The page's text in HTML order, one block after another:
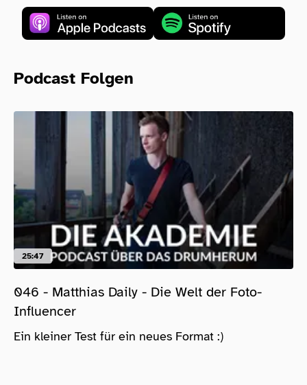
Podcast Folgen
25:47
046 - Matthias Daily - Die Welt der Foto-
Influencer
Ein kleiner Test für ein neues Format :)